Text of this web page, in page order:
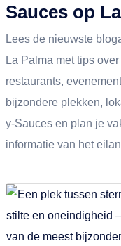
Sauces op
Lees de nieuwste
La Palma met tips
restaurants,
bijzondere plekken,
y-Sauces en plan je
informatie van het